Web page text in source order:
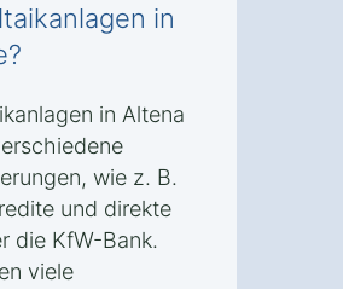
in
in Altena
wie z. B.
und direkte
die KfW-Bank.
viele